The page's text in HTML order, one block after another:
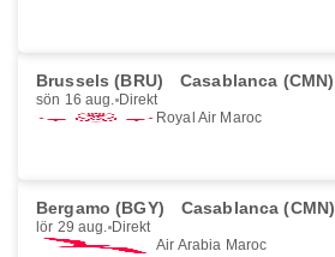
Brussels (BRU) Casablanca (CMN)
sön 16 aug. Direkt
Royal Air Maroc
Bergamo (BGY) Casablanca (CMN)
lör 29 aug. Direkt
Air Arabia Maroc